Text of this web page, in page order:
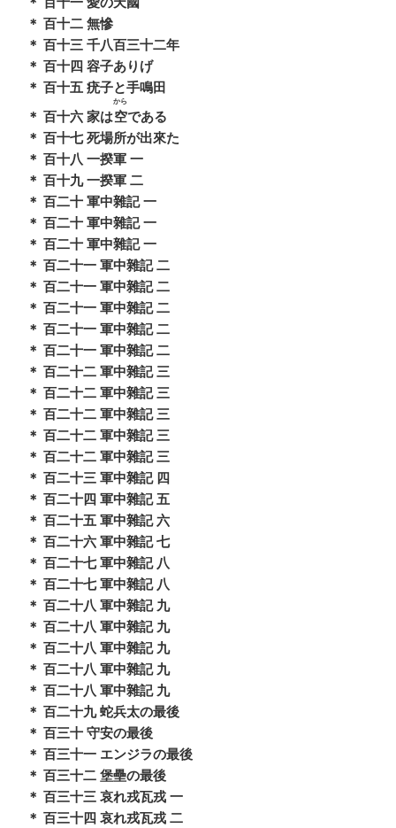
＊ 百十二 無慘
＊ 百十三 千八百三十二年
＊ 百十四 容子ありげ
＊ 百十五 疣子と手鳴田
＊ 百十六 家は空
から
である
＊ 百十七 死場所が出來た
＊ 百十八 一揆軍 一
＊ 百十九 一揆軍 二
＊ 百二十 軍中雜記 一
＊ 百二十 軍中雜記 一
＊ 百二十 軍中雜記 一
＊ 百二十一 軍中雜記 二
＊ 百二十一 軍中雜記 二
＊ 百二十一 軍中雜記 二
＊ 百二十一 軍中雜記 二
＊ 百二十一 軍中雜記 二
＊ 百二十二 軍中雜記 三
＊ 百二十二 軍中雜記 三
＊ 百二十二 軍中雜記 三
＊ 百二十二 軍中雜記 三
＊ 百二十二 軍中雜記 三
＊ 百二十三 軍中雜記 四
＊ 百二十四 軍中雜記 五
＊ 百二十五 軍中雜記 六
＊ 百二十六 軍中雜記 七
＊ 百二十七 軍中雜記 八
＊ 百二十七 軍中雜記 八
＊ 百二十八 軍中雜記 九
＊ 百二十八 軍中雜記 九
＊ 百二十八 軍中雜記 九
＊ 百二十八 軍中雜記 九
＊ 百二十八 軍中雜記 九
＊ 百二十九 蛇兵太の最後
＊ 百三十 守安の最後
＊ 百三十一 エンジラの最後
＊ 百三十二 堡壘の最後
＊ 百三十三 哀れ戎瓦戎 一
＊ 百三十四 哀れ戎瓦戎 二